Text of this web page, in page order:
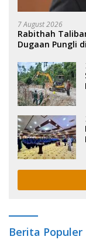
7 August 2026
Rabithah
Dugaan Pungli
Berita Populer